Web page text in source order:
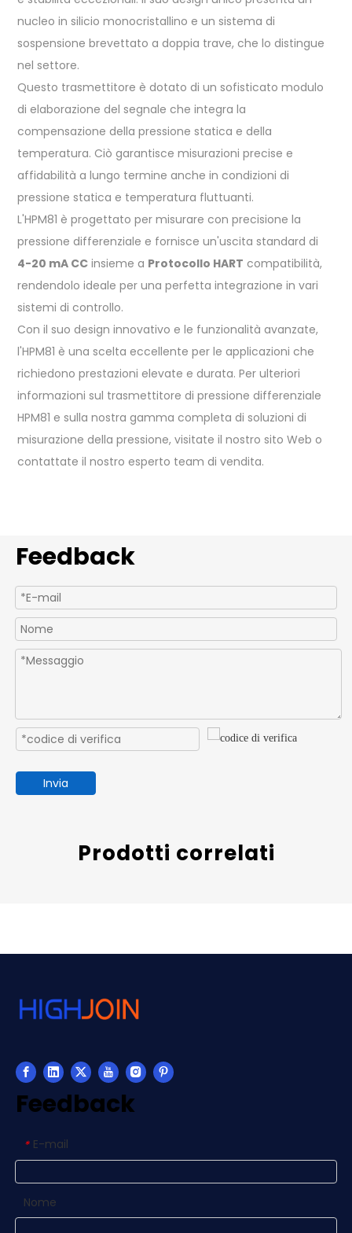
nucleo in silicio monocristallino e un sistema di
sospensione brevettato a doppia trave, che lo distingue
nel settore.
Questo trasmettitore è dotato di un sofisticato modulo
di elaborazione del segnale che integra la
compensazione della pressione statica e della
temperatura. Ciò garantisce misurazioni precise e
affidabilità a lungo termine anche in condizioni di
pressione statica e temperatura fluttuanti.
L'HPM81 è progettato per misurare con precisione la
pressione differenziale e fornisce un'uscita standard di
4-20 mA CC insieme a Protocollo HART compatibilità,
rendendolo ideale per una perfetta integrazione in vari
sistemi di controllo.
Con il suo design innovativo e le funzionalità avanzate,
l'HPM81 è una scelta eccellente per le applicazioni che
richiedono prestazioni elevate e durata. Per ulteriori
informazioni sul trasmettitore di pressione differenziale
HPM81 e sulla nostra gamma completa di soluzioni di
misurazione della pressione, visitate il nostro sito Web o
contattate il nostro esperto team di vendita.
Feedback
Invia
Prodotti correlati
Feedback
* E-mail
Nome